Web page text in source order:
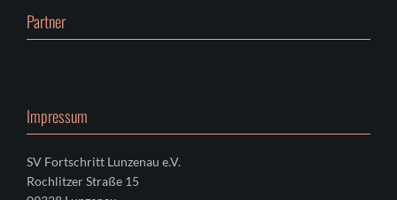
Partner
Impressum
SV Fortschritt Lunzenau e.V.
Rochlitzer Straße 15